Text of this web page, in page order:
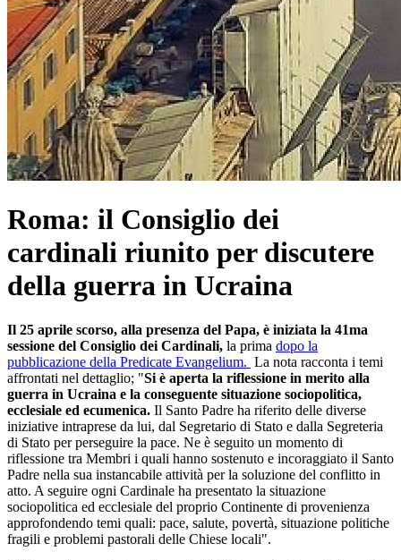
Roma: il Consiglio dei
cardinali riunito per discutere
della guerra in Ucraina
Il 25 aprile scorso, alla presenza del Papa, è iniziata la 41ma
sessione del Consiglio dei Cardinali, la prima dopo la
pubblicazione della Predicate Evangelium. La nota racconta i temi
affrontati nel dettaglio; "Si è aperta la riflessione in merito alla
guerra in Ucraina e la conseguente situazione sociopolitica,
ecclesiale ed ecumenica. Il Santo Padre ha riferito delle diverse
iniziative intraprese da lui, dal Segretario di Stato e dalla Segreteria
di Stato per perseguire la pace. Ne è seguito un momento di
riflessione tra Membri i quali hanno sostenuto e incoraggiato il Santo
Padre nella sua instancabile attività per la soluzione del conflitto in
atto. A seguire ogni Cardinale ha presentato la situazione
sociopolitica ed ecclesiale del proprio Continente di provenienza
approfondendo temi quali: pace, salute, povertà, situazione politiche
fragili e problemi pastorali delle Chiese locali".